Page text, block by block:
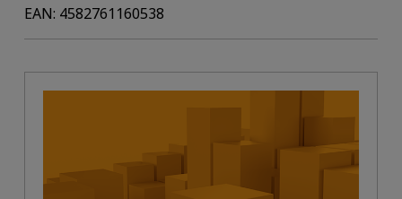
EAN: 4582761160538